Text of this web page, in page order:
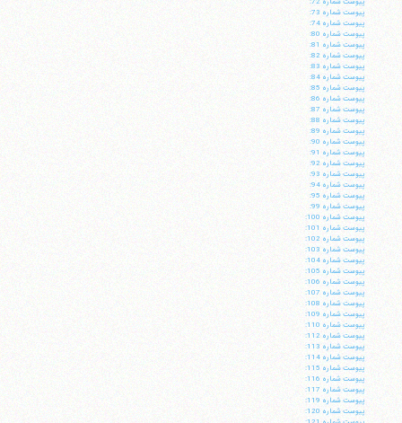
پيوست شماره 73:
پيوست شماره 74:
پيوست شماره 80:
پيوست شماره 81:
پيوست شماره 82:
پيوست شماره 83:
پيوست شماره 84:
پيوست شماره 85:
پيوست شماره 86:
پيوست شماره 87:
پيوست شماره 88:
پيوست شماره 89:
پيوست شماره 90:
پيوست شماره 91:
پيوست شماره 92:
پيوست شماره 93:
پيوست شماره 94:
پيوست شماره 95:
پيوست شماره 99:
پيوست شماره 100:
پيوست شماره 101:
پيوست شماره 102:
پيوست شماره 103:
پيوست شماره 104:
پيوست شماره 105:
پيوست شماره 106:
پيوست شماره 107:
پيوست شماره 108:
پيوست شماره 109:
پيوست شماره 110:
پيوست شماره 112:
پيوست شماره 113:
پيوست شماره 114:
پيوست شماره 115:
پيوست شماره 116:
پيوست شماره 117:
پيوست شماره 119:
پيوست شماره 120: